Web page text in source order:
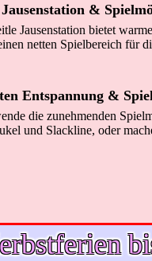
&
Jausenstation bietet
netten Spielbereich für
Entspannung &
die zunehmenden
und Slackline, oder